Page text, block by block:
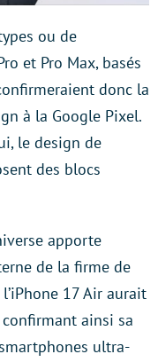
ou de
et Pro Max, basés
donc la
à la Google Pixel.
le design de
des blocs
apporte
de la firme de
17 Air aurait
ainsi sa
ultra-